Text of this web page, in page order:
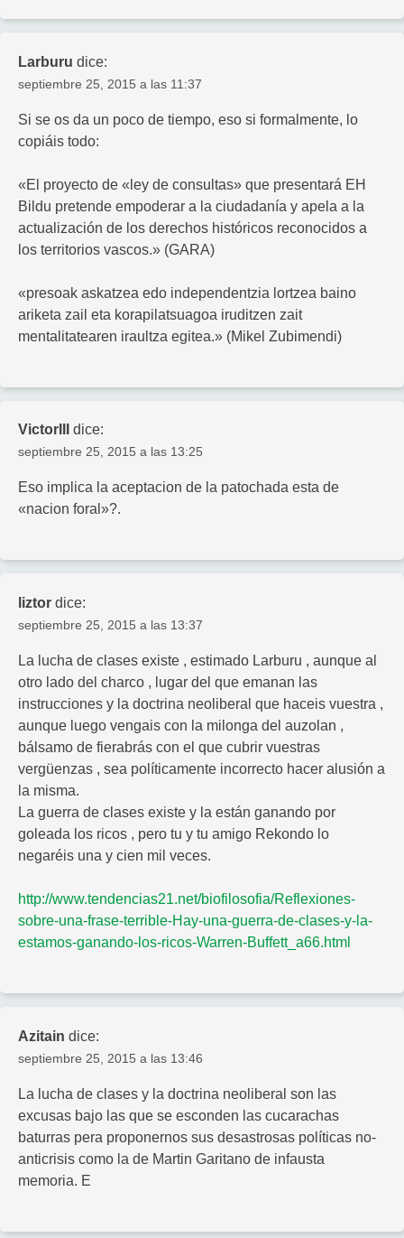
Larburu dice:
septiembre 25, 2015 a las 11:37
Si se os da un poco de tiempo, eso si formalmente, lo
copiáis todo:
«El proyecto de «ley de consultas» que presentará EH
Bildu pretende empoderar a la ciudadanía y apela a la
actualización de los derechos históricos reconocidos a
los territorios vascos.» (GARA)
«presoak askatzea edo independentzia lortzea baino
ariketa zail eta korapilatsuagoa iruditzen zait
mentalitatearen iraultza egitea.» (Mikel Zubimendi)
VictorIII dice:
septiembre 25, 2015 a las 13:25
Eso implica la aceptacion de la patochada esta de
«nacion foral»?.
liztor dice:
septiembre 25, 2015 a las 13:37
La lucha de clases existe , estimado Larburu , aunque al
otro lado del charco , lugar del que emanan las
instrucciones y la doctrina neoliberal que haceis vuestra ,
aunque luego vengais con la milonga del auzolan ,
bálsamo de fierabrás con el que cubrir vuestras
vergüenzas , sea políticamente incorrecto hacer alusión a
la misma.
La guerra de clases existe y la están ganando por
goleada los ricos , pero tu y tu amigo Rekondo lo
negaréis una y cien mil veces.
http://www.tendencias21.net/biofilosofia/Reflexiones-
sobre-una-frase-terrible-Hay-una-guerra-de-clases-y-la-
estamos-ganando-los-ricos-Warren-Buffett_a66.html
Azitain dice:
septiembre 25, 2015 a las 13:46
La lucha de clases y la doctrina neoliberal son las
excusas bajo las que se esconden las cucarachas
baturras pera proponernos sus desastrosas políticas no-
anticrisis como la de Martin Garitano de infausta
memoria. E